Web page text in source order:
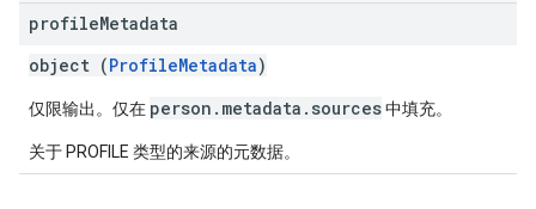
profileMetadata
object (ProfileMetadata)
仅限输出。 仅在 person.metadata.sources中填充。
关于 PROFILE 类型的来源的元数据。